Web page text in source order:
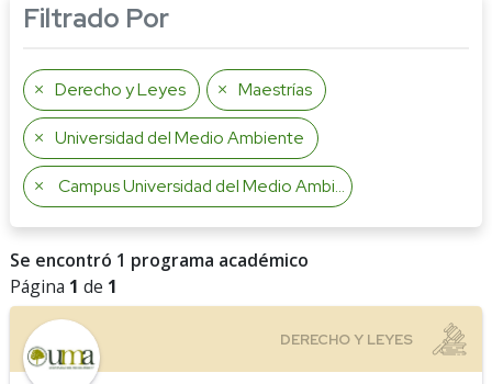
Filtrado Por
Derecho y Leyes Maestrías
Universidad del Medio Ambiente
Campus Universidad del Medio Ambiente
Se encontró 1 programa académico
Página 1 de 1